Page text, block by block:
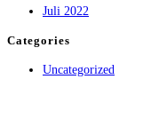
Juli 2022
Categories
Uncategorized